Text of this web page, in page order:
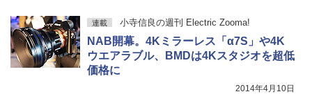
連載 小寺信良の週刊 Electric Zooma!
NAB開幕。4Kミラーレス「α7S」や4K
ウエアラブル、BMDは4Kスタジオを超低
価格に
2014年4月10日